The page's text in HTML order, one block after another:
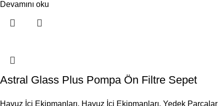
Devamını oku
Astral Glass Plus Pompa Ön Filtre Sepet
Havuz İçi Ekipmanları, Havuz İçi Ekipmanları, Yedek Parçalar